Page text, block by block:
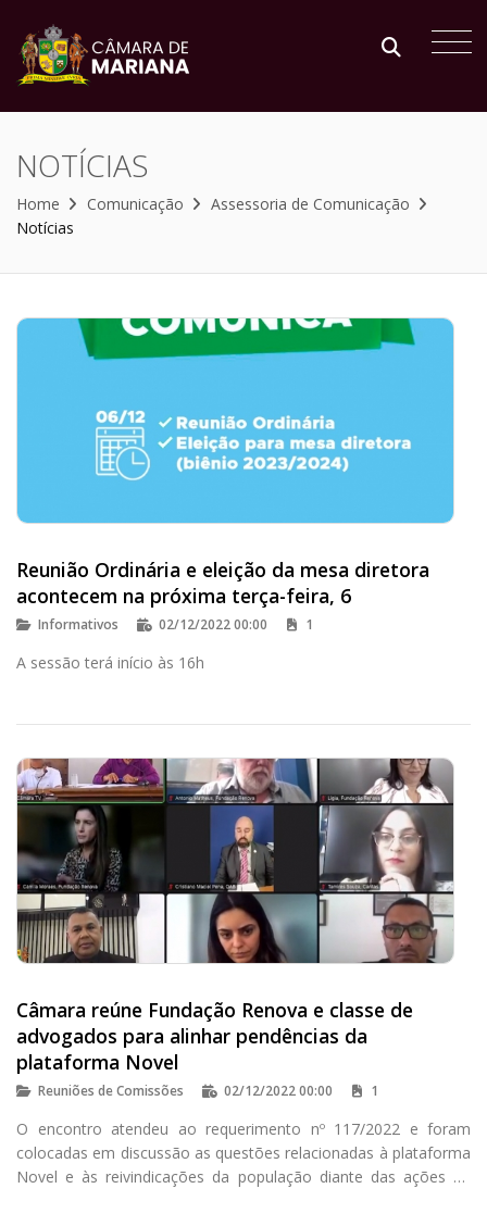
NOTÍCIAS
Home Comunicação
Assessoria de Comunicação
Notícias
Reunião Ordinária e eleição da mesa diretora
acontecem na próxima terça-feira, 6
Informativos 02/12/2022 00:00 1
A sessão terá início às 16h
Câmara reúne Fundação Renova e classe de
advogados para alinhar pendências da
plataforma Novel
Reuniões de Comissões 02/12/2022 00:00 1
O encontro atendeu ao requerimento nº 117/2022 e foram
colocadas em discussão as questões relacionadas à plataforma
Novel e às reivindicações da população diante das ações da